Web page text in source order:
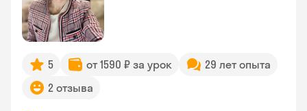
5 от 1590 ₽ за урок
29 лет опыта
2 отзыва